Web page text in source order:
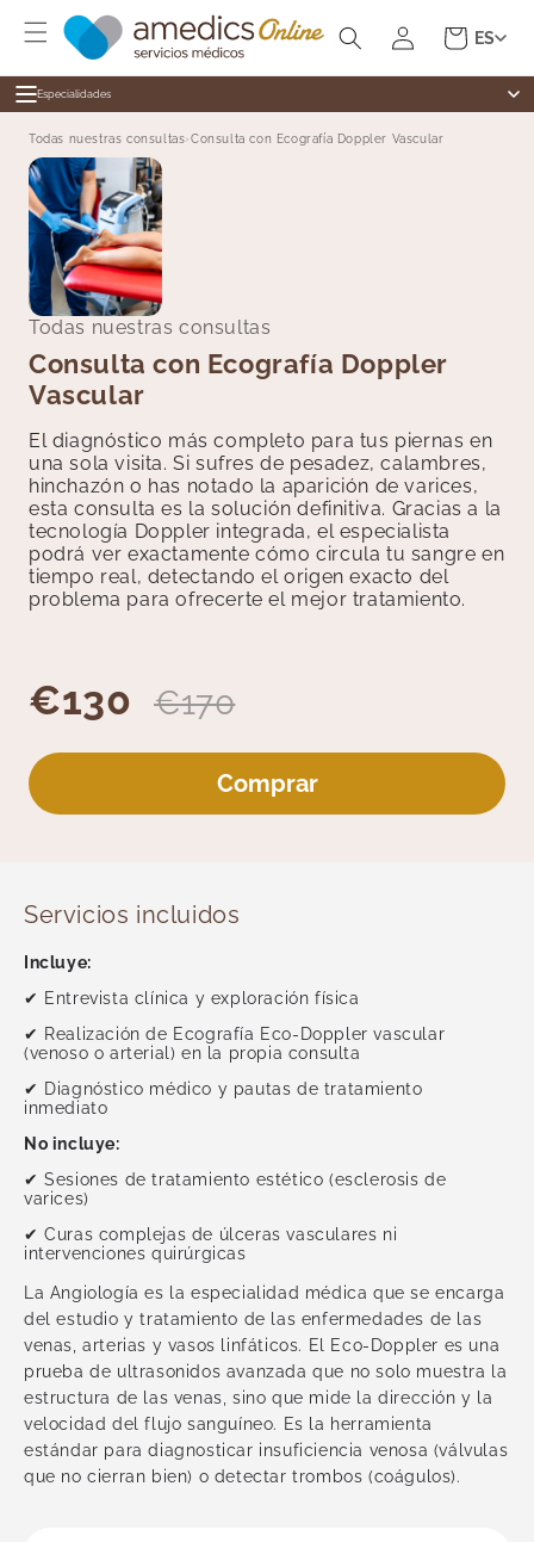
directamente
al contenido
sesión
CarritoES
Especialidades
Especialidades
Alergología
Cardiología
Cirugía General
Dermatología
Digestivo
Endocrinología
Enfermería
Ginecología
Medicina Estética
Fisioterapia
Hematología
Medicina General
Medicina Interna
Medicina Tradicional
Oftalmología
Pediatría
Podología
Psicología y Terapias
Radiología
Traumatología
Vascular
Ver todas
Medicina general
Dermatología
Cardiología
Revisiones
Test Ràpidos
Todas nuestras consultas›Consulta con Ecografía Doppler Vascular
Todas nuestras consultas
Consulta con Ecografía Doppler
Vascular
El diagnóstico más completo para tus piernas en
una sola visita. Si sufres de pesadez, calambres,
hinchazón o has notado la aparición de varices,
esta consulta es la solución definitiva. Gracias a la
tecnología Doppler integrada, el especialista
podrá ver exactamente cómo circula tu sangre en
tiempo real, detectando el origen exacto del
problema para ofrecerte el mejor tratamiento.
€130 €170
Comprar
Servicios incluidos
Incluye:
✔ Entrevista clínica y exploración física
✔ Realización de Ecografía Eco-Doppler vascular
(venoso o arterial) en la propia consulta
✔ Diagnóstico médico y pautas de tratamiento
inmediato
No incluye:
✔ Sesiones de tratamiento estético (esclerosis de
varices)
✔ Curas complejas de úlceras vasculares ni
intervenciones quirúrgicas
La Angiología es la especialidad médica que se encarga
del estudio y tratamiento de las enfermedades de las
venas, arterias y vasos linfáticos. El Eco-Doppler es una
prueba de ultrasonidos avanzada que no solo muestra la
estructura de las venas, sino que mide la dirección y la
velocidad del flujo sanguíneo. Es la herramienta
estándar para diagnosticar insuficiencia venosa (válvulas
que no cierran bien) o detectar trombos (coágulos).